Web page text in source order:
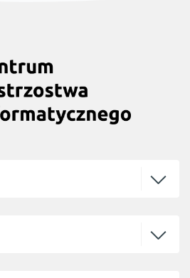
Otwórz
Otwórz